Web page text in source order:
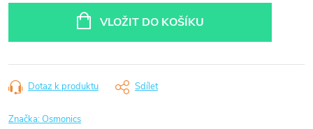
VLOŽIT DO KOŠÍKU
Dotaz k produktu Sdílet
Značka:Osmonics